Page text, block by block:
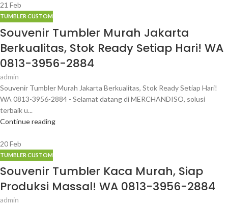
21 Feb
TUMBLER CUSTOM
Souvenir Tumbler Murah Jakarta
Berkualitas, Stok Ready Setiap Hari! WA
0813-3956-2884
admin
Souvenir Tumbler Murah Jakarta Berkualitas, Stok Ready Setiap Hari!
WA 0813-3956-2884 - Selamat datang di MERCHANDISO, solusi
terbaik u...
Continue reading
20Feb
TUMBLER CUSTOM
Souvenir Tumbler Kaca Murah, Siap
Produksi Massal! WA 0813-3956-2884
admin